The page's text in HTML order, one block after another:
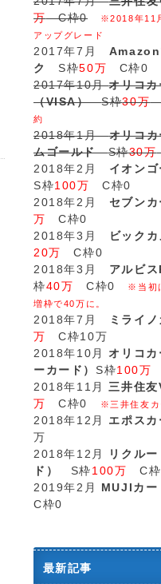
万C枠0
※2018年11
アップグレード
2017年7月 Amazon
ク
S枠50万 C枠0
2017年10月オリコ
（VISA）S枠30万
約
2018年1月オリコ
ムゴールドS枠30万
2018年2月 イオン
S枠100万
C枠0
2018年2月 セブンカ
万
C枠0
2018年3月
ビック
20万
C枠0
2018年3月 アルビ
枠40万 C枠0
※当初
増枠で40万に。
2018年7月 ミライ
万
C枠10万
2018年10月オリコカ
ーカード） S枠100万
2018年11月 三井住
万
C枠0 ※三井住友カ
2018年12月 エポス
万
2018年12月
リクル
ド） S枠100万 C
2019年2月 MUJIカ
C枠0
最新記事